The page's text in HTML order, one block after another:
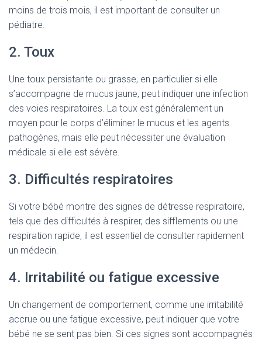
moins de trois mois, il est important de consulter un
pédiatre.
2. Toux
Une toux persistante ou grasse, en particulier si elle
s’accompagne de mucus jaune, peut indiquer une infection
des voies respiratoires. La toux est généralement un
moyen pour le corps d’éliminer le mucus et les agents
pathogènes, mais elle peut nécessiter une évaluation
médicale si elle est sévère.
3. Difficultés respiratoires
Si votre bébé montre des signes de détresse respiratoire,
tels que des difficultés à respirer, des sifflements ou une
respiration rapide, il est essentiel de consulter rapidement
un médecin.
4. Irritabilité ou fatigue excessive
Un changement de comportement, comme une irritabilité
accrue ou une fatigue excessive, peut indiquer que votre
bébé ne se sent pas bien. Si ces signes sont accompagnés